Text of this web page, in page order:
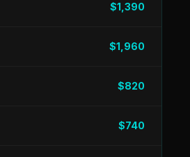
$1,390
$1,960
$820
$740